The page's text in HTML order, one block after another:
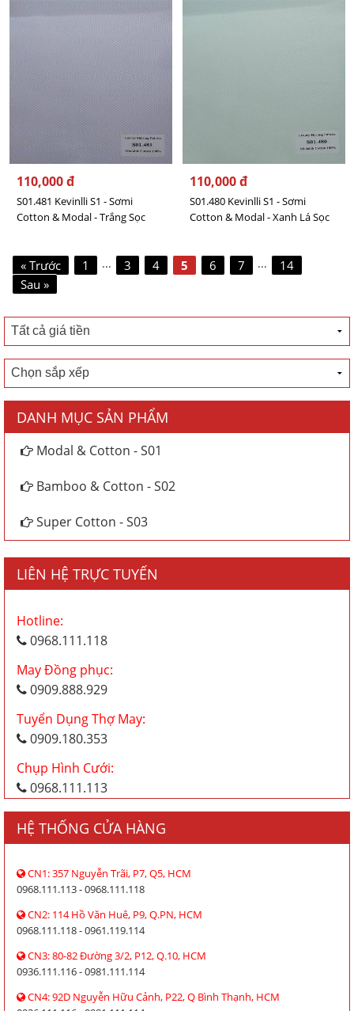
110,000 đ
S01.481 Kevinlli S1 - Sơmi
Cotton & Modal - Trắng Sọc
110,000 đ
S01.480 Kevinlli S1 - Sơmi
Cotton & Modal - Xanh Lá Sọc
« Trước 1 ... 3 4 5 6 7 ...
14
Sau »
DANH MỤC SẢN PHẨM
Modal & Cotton - S01
Bamboo & Cotton - S02
Super Cotton - S03
LIÊN HỆ TRỰC TUYẾN
Hotline:
0968.111.118
May Đồng phục:
0909.888.929
Tuyển Dụng Thợ May:
0909.180.353
Chụp Hình Cưới:
0968.111.113
HỆ THỐNG CỬA HÀNG
CN1: 357 Nguyễn Trãi, P7, Q5, HCM
0968.111.113 - 0968.111.118
CN2: 114 Hồ Văn Huê, P9, Q.PN, HCM
0968.111.118 - 0961.119.114
CN3: 80-82 Đường 3/2, P12, Q.10, HCM
0936.111.116 - 0981.111.114
CN4: 92D Nguyễn Hữu Cảnh, P22, Q Bình Thạnh, HCM